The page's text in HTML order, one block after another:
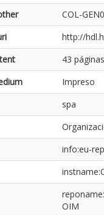
COL-
http://
43 páginas
Impreso
spa
info:eu-
OIM